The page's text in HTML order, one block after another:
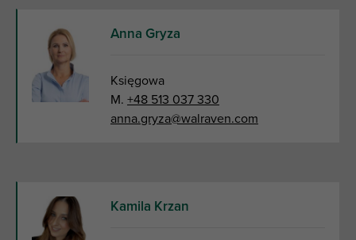
Anna Gryza
Księgowa
M. +48 513 037 330
anna.gryza@walraven.com
Kamila Krzan